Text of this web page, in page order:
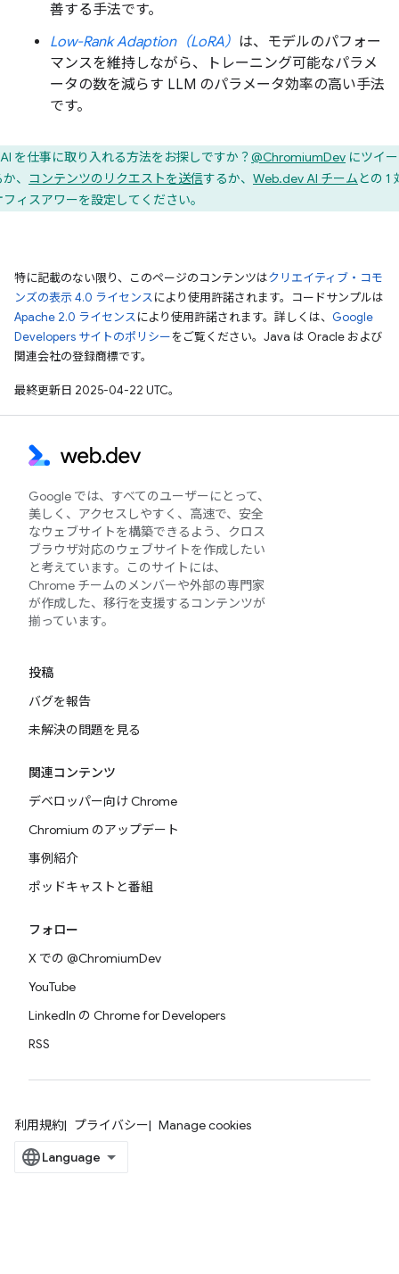
善する手法です。
Low-Rank Adaption（LoRA） は、モデルのパフォー
マンスを維持しながら、トレーニング可能なパラメ
ータの数を減らす LLM のパラメータ効率の高い手法
です。
AI を仕事に取り入れる方法をお探しですか？@ChromiumDev にツイ
、 コンテンツのリクエストを送信するか、 Web.dev AI チームとの 1
ィスアワーを設定してください。
特に記載のない限り、このページのコンテンツはクリエイティブ・コモ
ンズの表示 4.0 ライセンスにより使用許諾されます。コードサンプルは
Apache 2.0 ライセンスにより使用許諾されます。詳しくは、 Google
Developers サイトのポリシーをご覧ください。Java は Oracle および
関連会社の登録商標です。
最終更新日 2025-04-22 UTC。
Google では、すべてのユーザーにとって、
美しく、アクセスしやすく、高速で、安全
なウェブサイトを構築できるよう、クロス
ブラウザ対応のウェブサイトを作成したい
と考えています。このサイトには、
Chrome チームのメンバーや外部の専門家
が作成した、移行を支援するコンテンツが
揃っています。
投稿
バグを報告
未解決の問題を見る
関連コンテンツ
デベロッパー向け Chrome
Chromium のアップデート
事例紹介
ポッドキャストと番組
フォロー
X での @ChromiumDev
YouTube
LinkedIn の Chrome for Developers
RSS
利用規約 プライバシー Manage cookies